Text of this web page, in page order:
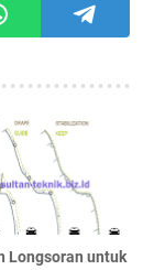
Longsoran untuk